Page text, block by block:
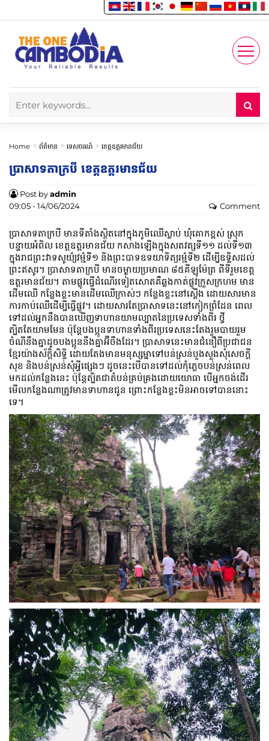
Account
Enjoy
Home ព័ត៌មាន ទេសចរណ៍ ខេត្តឧត្តរមានជ័យ
ប្រាសាទតាក្របី ខេត្តឧត្តរមានជ័យ
Post byadmin
09:05 - 14/06/2024
Comment
ប្រាសាទតាក្របី មានទីតាំងស្ថិតនៅក្នុងភូមិឈើស្លាប់ ឃុំគោកខ្ពស់ ស្រុក
បន្ទាយអំពិល ខេត្តឧត្តរមានជ័យ កសាងឡើងក្នុងសតវត្សទី១១ ដល់ទី១៣
ក្នុងរាជព្រះវាទសូយ៌្យវម៌្មទី១ និងព្រះបាទឧទយាទិត្យរម៌្មទី២ ដើម្បីឧទ្ទិសដល់
ព្រះឥសូរ។ ប្រាសាទតាក្របី មានចម្ងាយប្រមាណ ៨៥គីឡូម៉ែត្រ ពីទីរួមខេត្ត
ឧត្តរមានជ័យ។ តាមផ្លូវធ្វើដំណើរទៀតសោតគឺឆ្លងកាត់ផ្លូវក្រួសក្រហម មាន
ដើមឈើ កន្លែងខ្លះមានដើមឈើក្រាស់ៗ កន្លែងខ្លះនៅស្ដើង ដោយសារមាន
ការកាប់ឈើដើម្បីធ្វើផ្លូវ។ ដោយសារតែប្រាសាទនេះនៅកៀកព្រំដែន ពេល
ទៅដល់អ្នកនឹងបានឃើញទាហានយាមល្បាតនៃប្រទេសទាំងពីរ ថ្វី
ត្បិតតែយាមមែន ប៉ុន្ដែបងប្អូនទាហានទាំងពីរប្រទេសនេះតែងរួមបាយរួម
ចំណីនឹងគ្នាដូចបងប្អូននឹងគ្នាអ៊ីចឹងដែរ។ ប្រាសាទនេះមានជំនឿពីប្រជាជន
ខ្មែរយ៉ាងស័ក្តិសិទ្ធិ ដោយតែងមានមនុស្សម្នាទៅបន់ស្រន់បួងសួងសុំសេចក្ដី
សុខ និងបន់ស្រន់សុំអ្វីផ្សេងៗ ដូចនេះបើបានទៅដល់កុំភ្លេចបន់ស្រន់ពេល
មកដល់កន្លែងនេះ ប៉ុន្ដែត្បិតជាតំបន់គ្រប់គ្រងដោយយោធា បើអ្នកចង់ដើរ
មើលកន្លែងណាត្រូវមានទាហានជូន ព្រោះកន្លែងខ្លះមិនអាចទៅបាននោះ
ទេ។